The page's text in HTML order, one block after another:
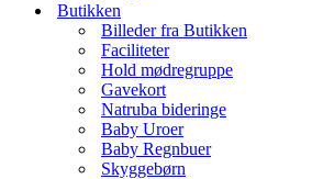
Butikken
Billeder fra Butikken
Faciliteter
Hold mødregruppe
Gavekort
Natruba bideringe
Baby Uroer
Baby Regnbuer
Skyggebørn